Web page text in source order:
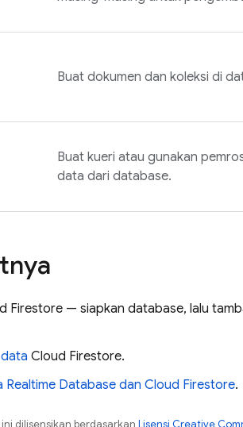
Buat dokumen dan koleksi di
Buat kueri atau gunakan
data dari database.
Firestore — siapkan database, lalu
Cloud Firestore.
Realtime Database dan Cloud Firestore.
dilisensikan berdasarkan Lisensi Creative